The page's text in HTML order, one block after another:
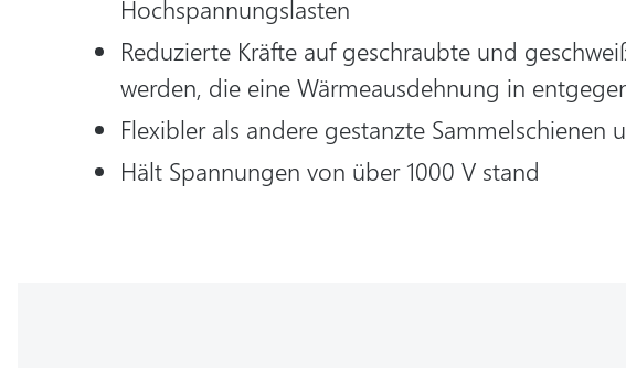
Hochspannungslasten
Reduzierte Kräfte auf geschraubte und
werden, die eine Wärmeausdehnung in
Flexibler als andere gestanzte
Hält Spannungen von über 1000 V stand